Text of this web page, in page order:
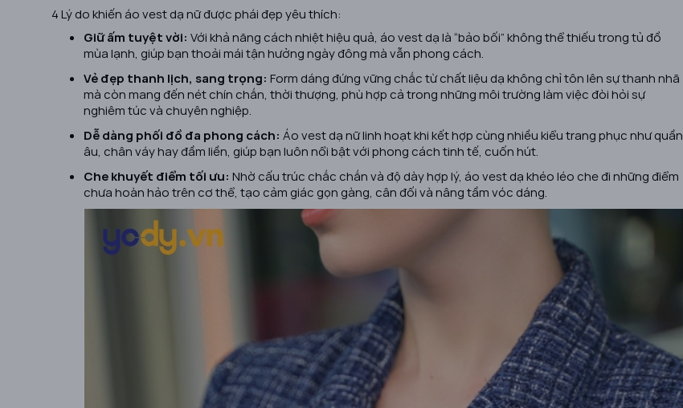
4 Lý do khiến áo vest dạ nữ được phái đẹp yêu thích:
Giữ ấm tuyệt vời: Với khả năng cách nhiệt hiệu quả, áo vest dạ là “bảo bối” không thể thiếu trong tủ đồ
mùa lạnh, giúp bạn thoải mái tận hưởng ngày đông mà vẫn phong cách.
Vẻ đẹp thanh lịch, sang trọng: Form dáng đứng vững chắc từ chất liệu dạ không chỉ tôn lên sự thanh nhã
mà còn mang đến nét chín chắn, thời thượng, phù hợp cả trong những môi trường làm việc đòi hỏi sự
nghiêm túc và chuyên nghiệp.
Dễ dàng phối đồ đa phong cách: Áo vest dạ nữ linh hoạt khi kết hợp cùng nhiều kiểu trang phục như quần
âu, chân váy hay đầm liền, giúp bạn luôn nổi bật với phong cách tinh tế, cuốn hút.
Che khuyết điểm tối ưu: Nhờ cấu trúc chắc chắn và độ dày hợp lý, áo vest dạ khéo léo che đi những điểm
chưa hoàn hảo trên cơ thể, tạo cảm giác gọn gàng, cân đối và nâng tầm vóc dáng.